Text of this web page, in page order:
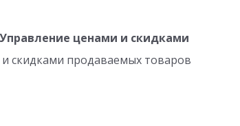
ценами и скидками
скидками продаваемых товаров